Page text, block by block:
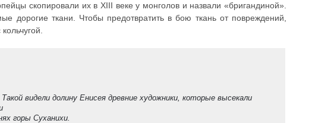
скопировали их в XIII веке у монголов и назвали «бригандиной».
дорогие ткани. Чтобы предотвратить в бою ткань от повреждений,
видели долину Енисея древние художники, которые высекали
горы Суханихи.